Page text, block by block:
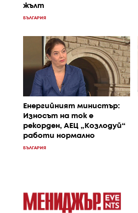
жълт
БЪЛГАРИЯ
Енергийният министър:
Износът на ток е
рекорден, АЕЦ „Козлодуй“
работи нормално
БЪЛГАРИЯ